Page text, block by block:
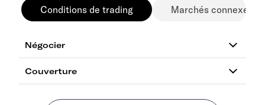
Conditions de trading Marchés connexes